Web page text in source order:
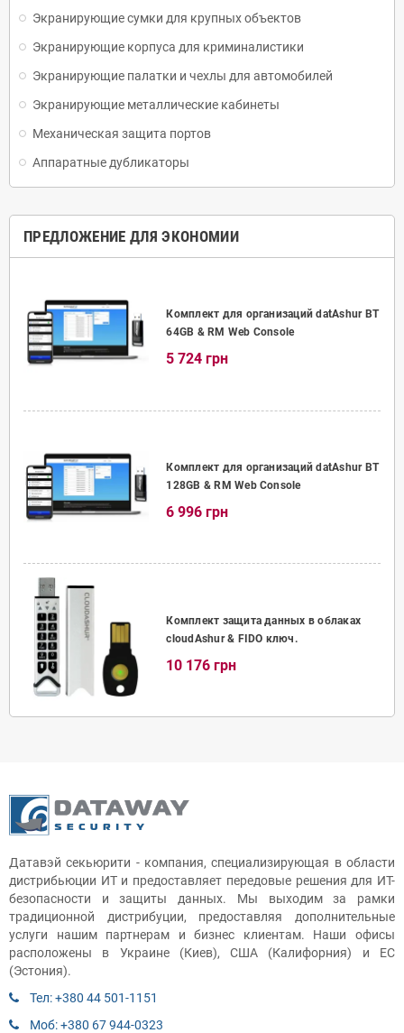
Экранирующие сумки для крупных объектов
Экранирующие корпуса для криминалистики
Экранирующие палатки и чехлы для автомобилей
Экранирующие металлические кабинеты
Механическая защита портов
Аппаратные дубликаторы
ПРЕДЛОЖЕНИЕ ДЛЯ ЭКОНОМИИ
Комплект для организаций datAshur BT
64GB & RM Web Console
5 724 грн
Комплект для организаций datAshur BT
128GB & RM Web Console
6 996 грн
Комплект защита данных в облаках
cloudAshur & FIDO ключ.
10 176 грн
Датавэй секьюрити - компания, специализирующая в области
дистрибьюции ИТ и предоставляет передовые решения для ИТ-
безопасности и защиты данных. Мы выходим за рамки
традиционной дистрибуции, предоставляя дополнительные
услуги нашим партнерам и бизнес клиентам. Наши офисы
расположены в Украине (Киев), США (Калифорния) и ЕС
(Эстония).
Тел: +380 44 501-1151
Моб: +380 67 944-0323